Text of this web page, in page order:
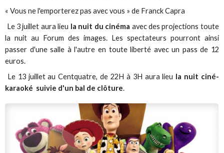
« Vous ne l'emporterez pas avec vous » de Franck Capra
Le 3 juillet aura lieu la nuit du cinéma avec des projections toute
la nuit au Forum des images. Les spectateurs pourront ainsi
passer d'une salle à l'autre en toute liberté avec un pass de 12
euros.
Le 13 juillet au Centquatre, de 22H à 3H aura lieu la nuit ciné-
karaoké suivie d'un bal de clôture.